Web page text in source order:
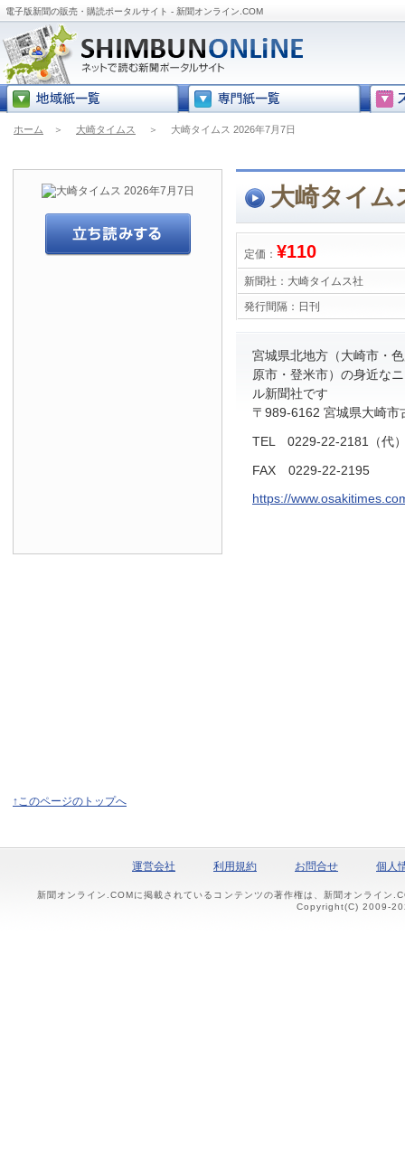
電子版新聞の販売・購読ポータルサイト - 新聞オンライン.COM
ホーム ＞ 大崎タイムス ＞ 大崎タイムス 2026年7月7日
大崎タイム
定価： ¥110
新聞社： 大崎タイムス社
発行間隔： 日刊
宮城県北地方（大崎市・
原市・登米市）の身近な
ル新聞社です
〒989-6162 宮城県大崎
TEL 0229-22-2181（代
FAX 0229-22-2195
https://
↑このページのトップへ
運営会社 利用規約 お問合せ 個人
新聞オンライン.COMに掲載されているコンテンツの著作権は、新聞オンライン
Copyright(C) 2009-